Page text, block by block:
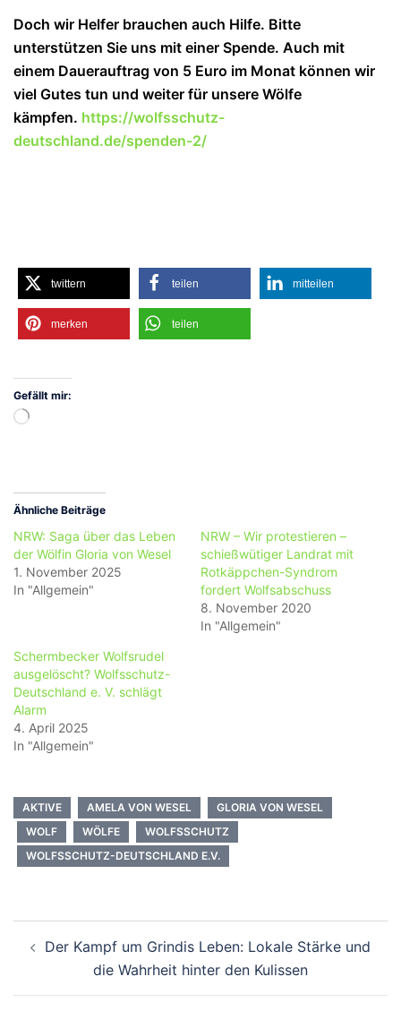
Doch wir Helfer brauchen auch Hilfe. Bitte
unterstützen Sie uns mit einer Spende. Auch mit
einem Dauerauftrag von 5 Euro im Monat können wir
viel Gutes tun und weiter für unsere Wölfe
kämpfen. https://wolfsschutz-
deutschland.de/spenden-2/
twittern teilen mitteilen
merken teilen
Gefällt mir:
Wird
Ähnliche Beiträge
NRW: Saga über das Leben
der Wölfin Gloria von Wesel
1. November 2025
In "Allgemein"
NRW – Wir protestieren –
schießwütiger Landrat mit
Rotkäppchen-Syndrom
fordert Wolfsabschuss
8. November 2020
In "Allgemein"
Schermbecker Wolfsrudel
ausgelöscht? Wolfsschutz-
Deutschland e. V. schlägt
Alarm
4. April 2025
In "Allgemein"
AKTIVE AMELA VON WESEL
GLORIA VON WESEL
WOLF
WÖLFE
WOLFSSCHUTZ
WOLFSSCHUTZ-DEUTSCHLAND E.V.
Der Kampf um Grindis Leben: Lokale Stärke und
die Wahrheit hinter den Kulissen